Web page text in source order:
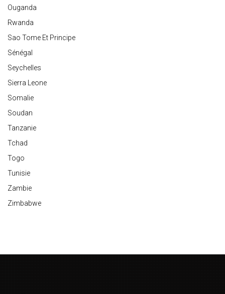
Ouganda
Rwanda
Sao Tome Et Principe
Sénégal
Seychelles
Sierra Leone
Somalie
Soudan
Tanzanie
Tchad
Togo
Tunisie
Zambie
Zimbabwe